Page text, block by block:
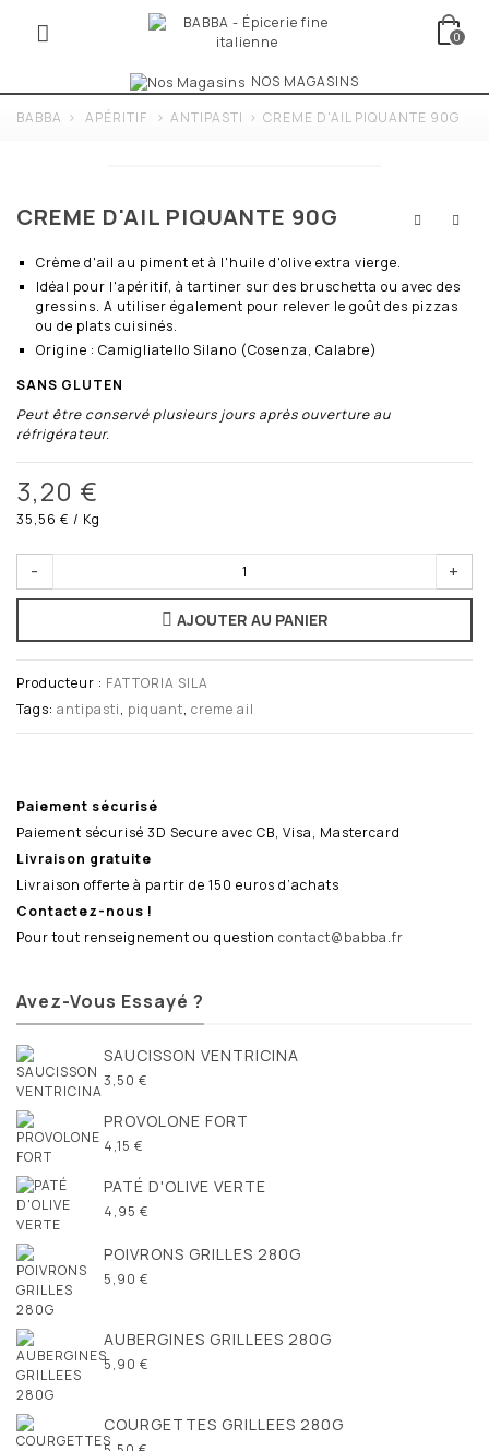
0
NOS MAGASINS
BABBA > APÉRITIF > ANTIPASTI > CREME D'AIL PIQUANTE 90G
CREME D'AIL PIQUANTE 90G
Crème d'ail au piment et à l'huile d'olive extra vierge.
Idéal pour l'apéritif, à tartiner sur des bruschetta ou avec des
gressins. A utiliser également pour relever le goût des pizzas
ou de plats cuisinés.
Origine : Camigliatello Silano (Cosenza, Calabre)
SANS GLUTEN
Peut être conservé plusieurs jours après ouverture au
réfrigérateur.
3,20 €
35,56 € / Kg
- +
AJOUTER AU PANIER
Producteur : FATTORIA SILA
Tags: antipasti, piquant, creme ail
Paiement sécurisé
Paiement sécurisé 3D Secure avec CB, Visa, Mastercard
Livraison gratuite
Livraison offerte à partir de 150 euros d’achats
Contactez-nous !
Pour tout renseignement ou question contact@babba.fr
Avez-Vous Essayé ?
SAUCISSON VENTRICINA
3,50 €
PROVOLONE FORT
4,15 €
PATÉ D'OLIVE VERTE
4,95 €
POIVRONS GRILLES 280G
5,90 €
AUBERGINES GRILLEES 280G
5,90 €
COURGETTES GRILLEES 280G